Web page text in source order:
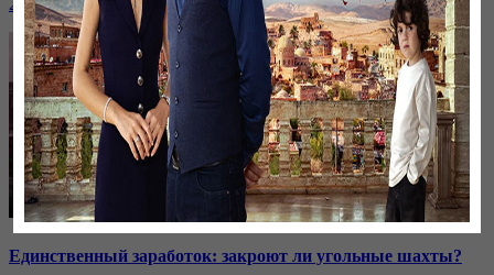
24 ноября, 20:43
Единственный заработок: закроют ли угольные шахты?